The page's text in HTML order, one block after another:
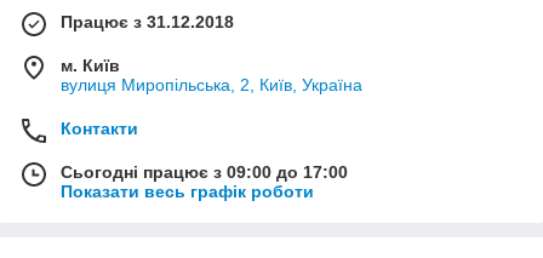
Працює з 31.12.2018
м. Київ
вулиця Миропільська, 2, Київ, Україна
Контакти
Сьогодні працює з 09:00 до 17:00
Показати весь графік роботи